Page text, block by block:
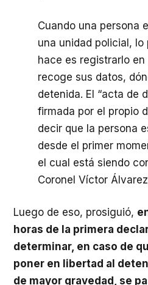
Cuando una persona
una unidad policial, lo
hace es registrarlo en
recoge sus datos,
detenida. El “acta de
firmada por el propio
decir que la persona
desde el primer
el cual está siendo
Coronel Víctor
Luego de eso, prosiguió,
horas de la primera
determinar, en caso de
poner en libertad al
de mayor gravedad, se